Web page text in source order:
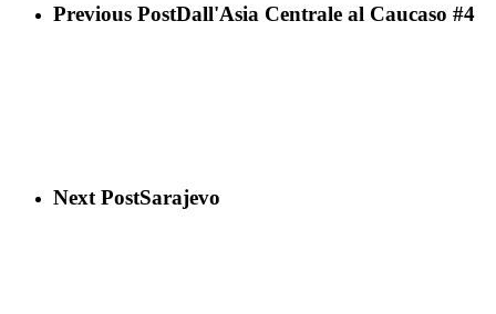
Previous PostDall'Asia Centrale al Caucaso #4
Next PostSarajevo